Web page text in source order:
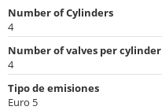
Number of Cylinders
4
Number of valves per cylinder
4
Tipo de emisiones
Euro 5